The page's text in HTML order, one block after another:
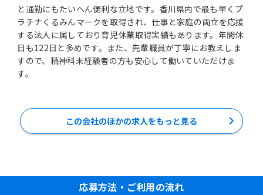
と通勤にもたいへん便利な立地です。香川県内で最も早くプ
ラチナくるみんマークを取得され、仕事と家庭の両立を応援
する法人に属しており育児休業取得実績もあります。年間休
日も122日と多めです。また、先輩職員が丁寧にお教えしま
すので、精神科未経験者の方も安心して働いていただけま
す。
この会社のほかの求人をもっと見る
応募方法・ご利用の流れ